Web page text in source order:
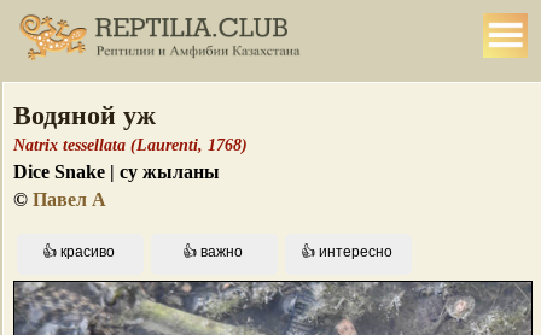
Водяной уж
Natrix tessellata (Laurenti, 1768)
Dice Snake | су жыланы
© Павел А